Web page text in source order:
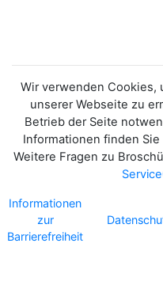
Wir verwenden Cookies,
unserer Webseite zu
Betrieb der Seite
Informationen finden
Weitere Fragen zu
Informationen
zur
Barrierefreiheit